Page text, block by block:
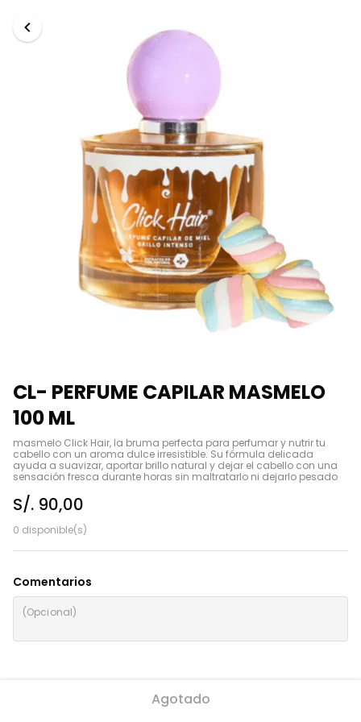
CL- PERFUME CAPILAR MASMELO
100 ML
masmelo Click Hair, la bruma perfecta para perfumar y nutrir tu
cabello con un aroma dulce irresistible. Su fórmula delicada
ayuda a suavizar, aportar brillo natural y dejar el cabello con una
sensación fresca durante horas sin maltratarlo ni dejarlo pesado
S/. 90,00
0 disponible(s)
Comentarios
Agotado